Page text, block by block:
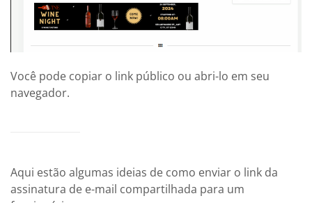
Você pode copiar o link público ou abri-lo em seu
navegador.
Aqui estão algumas ideias de como enviar o link da
assinatura de e-mail compartilhada para um